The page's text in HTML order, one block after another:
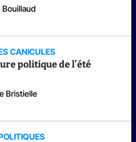
CANICULES
politique de l’été
Bristielle